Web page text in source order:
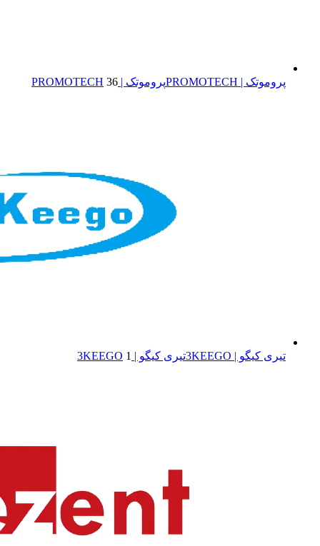
پروموتک | PROMOTECH پروموتک | PROMOTECH 36
تیری کیگو | 3KEEGO تیری کیگو | 3KEEGO 1